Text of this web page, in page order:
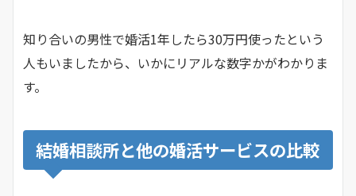
知り合いの男性で婚活1年したら30万円使ったという
人もいましたから、いかにリアルな数字かがわかりま
す。
結婚相談所と他の婚活サービスの比較